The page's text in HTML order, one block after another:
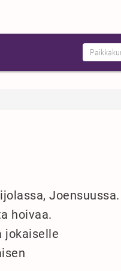
Joensuussa.
hoivaa.
jokaiselle